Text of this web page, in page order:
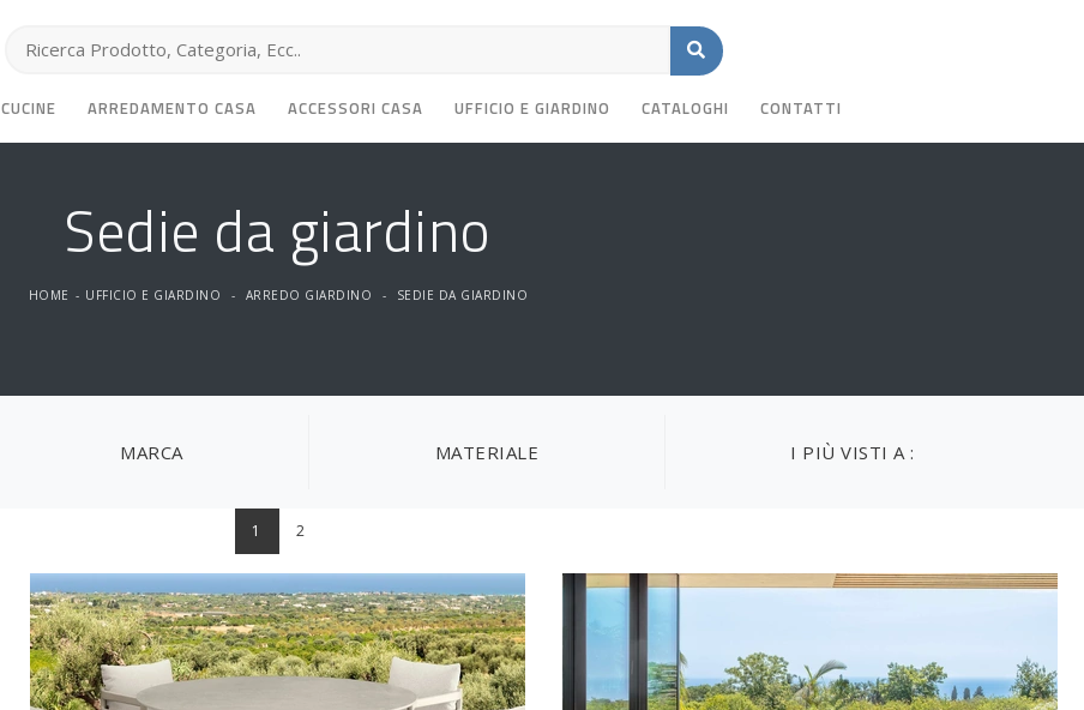
CUCINE ARREDAMENTO CASA ACCESSORI CASA UFFICIO E GIARDINO CATALOGHI CONTATTI
Sedie da giardino
HOME - UFFICIO E GIARDINO - ARREDO GIARDINO - SEDIE DA GIARDINO
MARCA MATERIALE I PIÙ VISTI A :
1 2